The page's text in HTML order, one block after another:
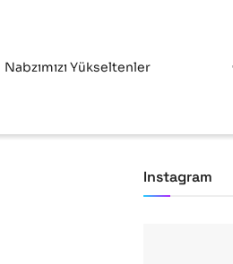
Nabzımızı Yükseltenler
Instagram